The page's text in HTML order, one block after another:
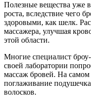
Полезные вещества уже
роста, вследствие чего
здоровыми, как шелк.
массажера, улучшая
этой области.
Многие специалист
своей лаборатории
массаж бровей. На самом
поглаживание
волосков.